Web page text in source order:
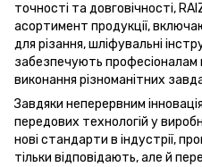
точності та довговічності,
асортимент продукції,
для різання, шліфувальні
забезпечують професіоналам
виконання різноманітних
Завдяки неперервним
передових технологій у
нові стандарти в індустрії,
тільки відповідають, але й